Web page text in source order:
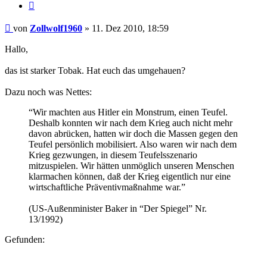
Beitrag
von Zollwolf1960 » 11. Dez 2010, 18:59
Hallo,
das ist starker Tobak. Hat euch das umgehauen?
Dazu noch was Nettes:
“Wir machten aus Hitler ein Monstrum, einen Teufel.
Deshalb konnten wir nach dem Krieg auch nicht mehr
davon abrücken, hatten wir doch die Massen gegen den
Teufel persönlich mobilisiert. Also waren wir nach dem
Krieg gezwungen, in diesem Teufelsszenario
mitzuspielen. Wir hätten unmöglich unseren Menschen
klarmachen können, daß der Krieg eigentlich nur eine
wirtschaftliche Präventivmaßnahme war.”
(US-Außenminister Baker in “Der Spiegel” Nr.
13/1992)
Gefunden: